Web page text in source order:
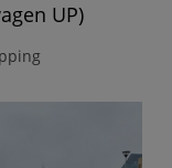
UP)